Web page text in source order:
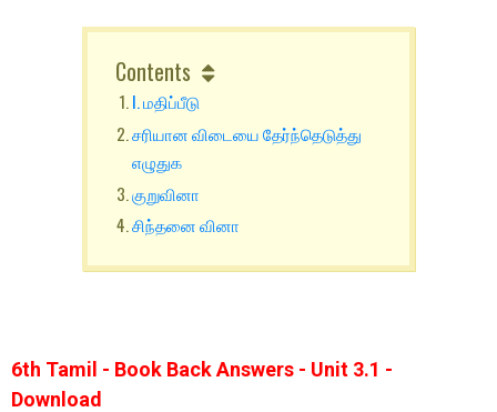
Contents
I. மதிப்பீடு
சரியான விடையை தேர்ந்தெடுத்து
எழுதுக
குறுவினா
சிந்தனை வினா
6th Tamil - Book Back Answers - Unit 3.1 -
Download